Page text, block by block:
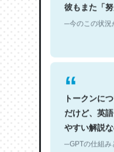
─今のこの状況
トークンに
だけど、英
やすい解説
─GPTの仕組み